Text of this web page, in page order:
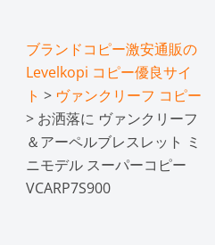
ブランドコピー激安通販の
Levelkopi コピー優良サイ
ト > ヴァンクリーフ コピー
> お洒落に ヴァンクリーフ
＆アーペルブレスレット ミ
ニモデル スーパーコピー
VCARP7S900